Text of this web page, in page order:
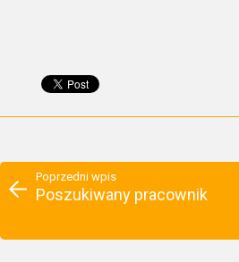
Poprzedni wpis
Poszukiwany pracownik